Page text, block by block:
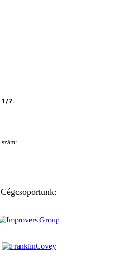
1/7.
Cégcsoportunk: